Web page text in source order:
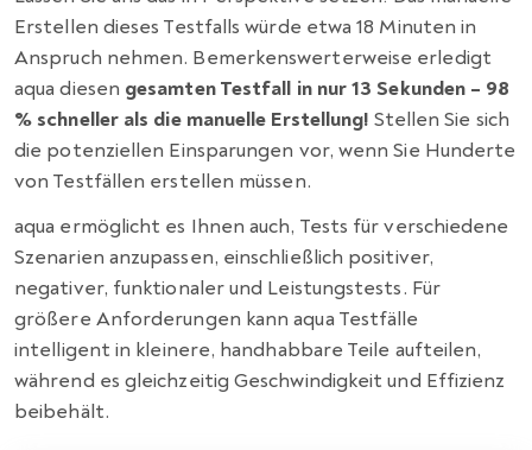
Erstellen dieses Testfalls würde etwa 18 Minuten in
Anspruch nehmen. Bemerkenswerterweise erledigt
aqua diesen gesamten Testfall in nur 13 Sekunden – 98
% schneller als die manuelle Erstellung! Stellen Sie sich
die potenziellen Einsparungen vor, wenn Sie Hunderte
von Testfällen erstellen müssen.
aqua ermöglicht es Ihnen auch, Tests für verschiedene
Szenarien anzupassen, einschließlich positiver,
negativer, funktionaler und Leistungstests. Für
größere Anforderungen kann aqua Testfälle
intelligent in kleinere, handhabbare Teile aufteilen,
während es gleichzeitig Geschwindigkeit und Effizienz
beibehält.